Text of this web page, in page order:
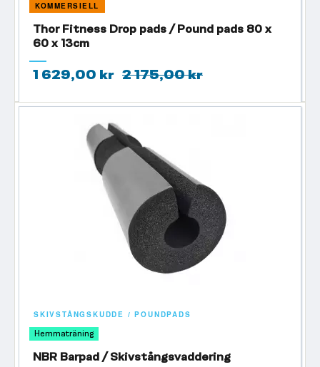
KOMMERSIELL
Thor Fitness Drop pads / Pound pads 80 x
60 x 13cm
1 629,00 kr 2 175,00 kr
SKIVSTÅNGSKUDDE / POUNDPADS
Hemmaträning
NBR Barpad / Skivstångsvaddering